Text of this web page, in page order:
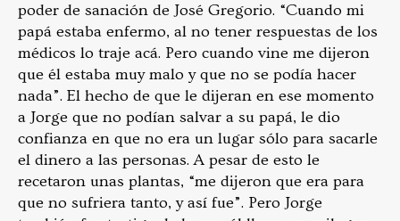
poder de sanación de José Gregorio. “Cuando mi
papá estaba enfermo, al no tener respuestas de los
médicos lo traje acá. Pero cuando vine me dijeron
que él estaba muy malo y que no se podía hacer
nada”. El hecho de que le dijeran en ese momento
a Jorge que no podían salvar a su papá, le dio
confianza en que no era un lugar sólo para sacarle
el dinero a las personas. A pesar de esto le
recetaron unas plantas, “me dijeron que era para
que no sufriera tanto, y así fue”. Pero Jorge